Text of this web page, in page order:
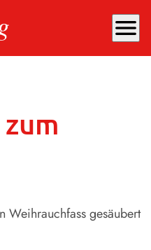
menu
Uhr
gesäubert